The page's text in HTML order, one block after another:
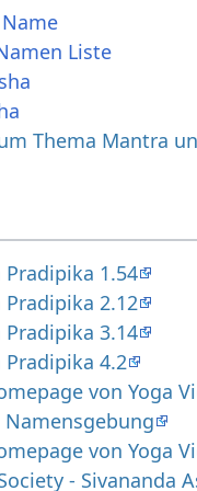
Liste
Thema Mantra
Pradipika 1.54
Pradipika 2.12
Pradipika 3.14
Pradipika 4.2
von Yoga
von Yoga
- Sivananda